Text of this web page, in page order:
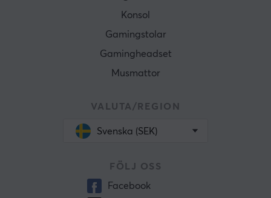
Konsol
Gamingstolar
Gamingheadset
Musmattor
VALUTA/REGION
Svenska (SEK)
FÖLJ OSS
Facebook